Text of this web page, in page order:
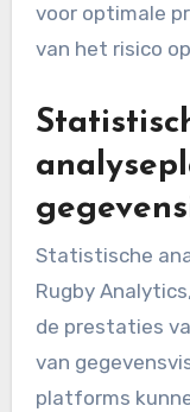
voor optimale
van het risico
Statistische
Rugby
de prestaties
van
platforms